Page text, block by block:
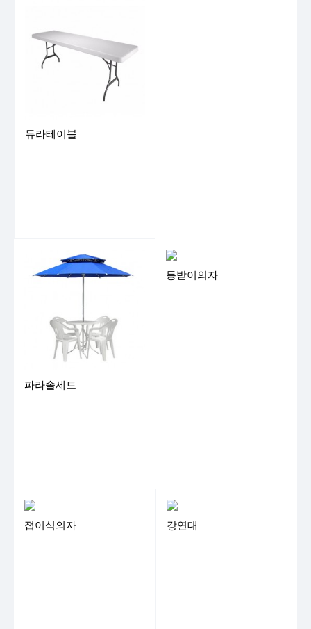
듀라테이블
파라솔세트
등받이의자
접이식의자 강연대